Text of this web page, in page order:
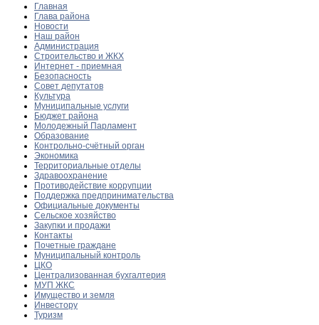
Главная
Глава района
Новости
Наш район
Администрация
Строительство и ЖКХ
Интернет - приемная
Безопасность
Совет депутатов
Культура
Муниципальные услуги
Бюджет района
Молодежный Парламент
Образование
Контрольно-счётный орган
Экономика
Территориальные отделы
Здравоохранение
Противодействие коррупции
Поддержка предпринимательства
Официальные документы
Сельское хозяйство
Закупки и продажи
Контакты
Почетные граждане
Муниципальный контроль
ЦКО
Централизованная бухгалтерия
МУП ЖКС
Имущество и земля
Инвестору
Туризм